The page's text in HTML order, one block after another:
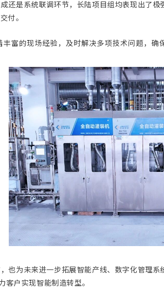
还是系统联调环节，长陆项目组均表现出了
付。
富的现场经验，及时解决多项技术问题，确
也为未来进一步拓展智能产线、数字化管理
客户实现智能制造转型。